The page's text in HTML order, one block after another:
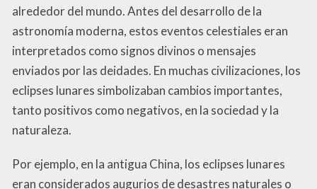
alrededor del mundo. Antes del desarrollo de la
astronomía moderna, estos eventos celestiales eran
interpretados como signos divinos o mensajes
enviados por las deidades. En muchas civilizaciones, los
eclipses lunares simbolizaban cambios importantes,
tanto positivos como negativos, en la sociedad y la
naturaleza.
Por ejemplo, en la antigua China, los eclipses lunares
eran considerados augurios de desastres naturales o